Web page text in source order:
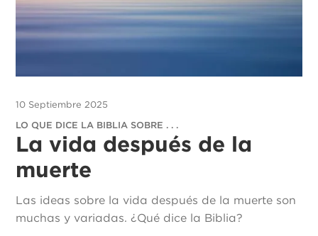
10 Septiembre 2025
LO QUE DICE LA BIBLIA SOBRE . . .
La vida después de la
muerte
Las ideas sobre la vida después de la muerte son
muchas y variadas. ¿Qué dice la Biblia?